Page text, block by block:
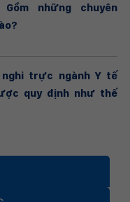
Gồm những chuyên
nghỉ trực ngành Y tế
quy định như thế